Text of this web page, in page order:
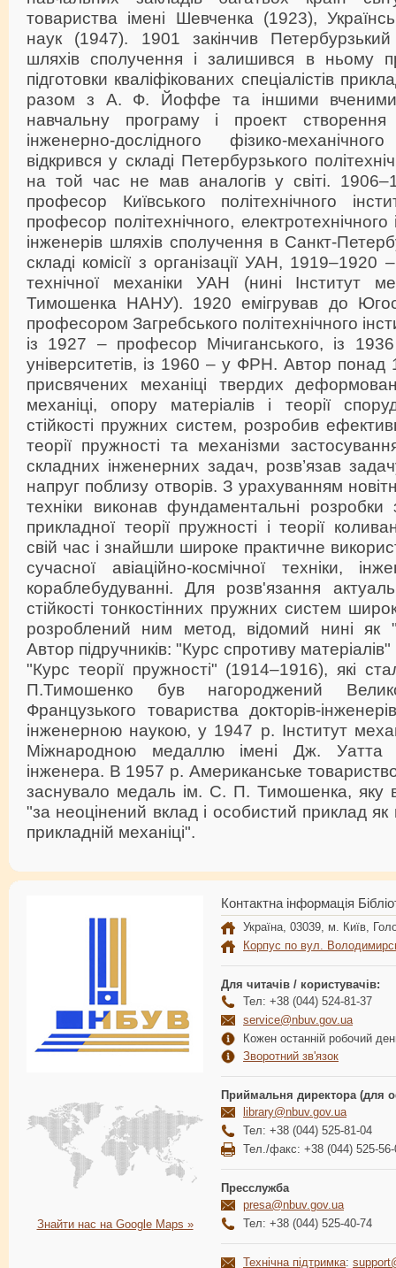
товариства імені Шевченка (1923),
наук (1947). 1901 закінчив Петербурзький
шляхів сполучення і залишився в ньому
підготовки кваліфікованих спеціалістів
разом з А. Ф. Йоффе та іншими
навчальну програму і проект створення
інженерно-дослідного фізико-
відкрився у складі Петербурзького
на той час не мав аналогів у світі.
професор Київського політехнічного
професор політехнічного, електротехнічного
інженерів шляхів сполучення в Санкт-
складі комісії з організації УАН, 1919–1920
технічної механіки УАН (нині Інститут
Тимошенка НАНУ). 1920 емігрував до
професором Загребського політехнічного
із 1927 – професор Мічиганського, із
університетів, із 1960 – у ФРН. Автор понад
присвячених механіці твердих
механіці, опору матеріалів і теорії
стійкості пружних систем, розробив
теорії пружності та механізми
складних інженерних задач, розв’язав
напруг поблизу отворів. З урахуванням
техніки виконав фундаментальні розробки
прикладної теорії пружності і теорії
свій час і знайшли широке практичне
сучасної авіаційно-космічної техніки,
кораблебудуванні. Для розв'язання
стійкості тонкостінних пружних систем
розроблений ним метод, відомий нині як
Автор підручників: "Курс спротиву
"Курс теорії пружності" (1914–1916), які
П.Тимошенко був нагороджений
Французького товариства докторів-
інженерною наукою, у 1947 р. Інститут
Міжнародною медаллю імені Дж. Уатта
інженера. В 1957 р. Американське товариство
заснувало медаль ім. С. П. Тимошенка, яку
"за неоцінений вклад і особистий приклад як
прикладній механіці".
Знайти нас на Google Maps »
Контактна інформація
Україна, 03039, м. Київ,
Корпус по вул.
Для читачів / користувачів:
Тел: +38 (044) 524-81-37
service@nbuv.gov.ua
Кожен останній робочий
Зворотний зв'язок
Приймальня директора (для
library@nbuv.gov.ua
Тел: +38 (044) 525-81-04
Тел./факс: +38 (044) 525-56-
Пресслужба
presa@nbuv.gov.ua
Тел: +38 (044) 525-40-74
Технічна підтримка: